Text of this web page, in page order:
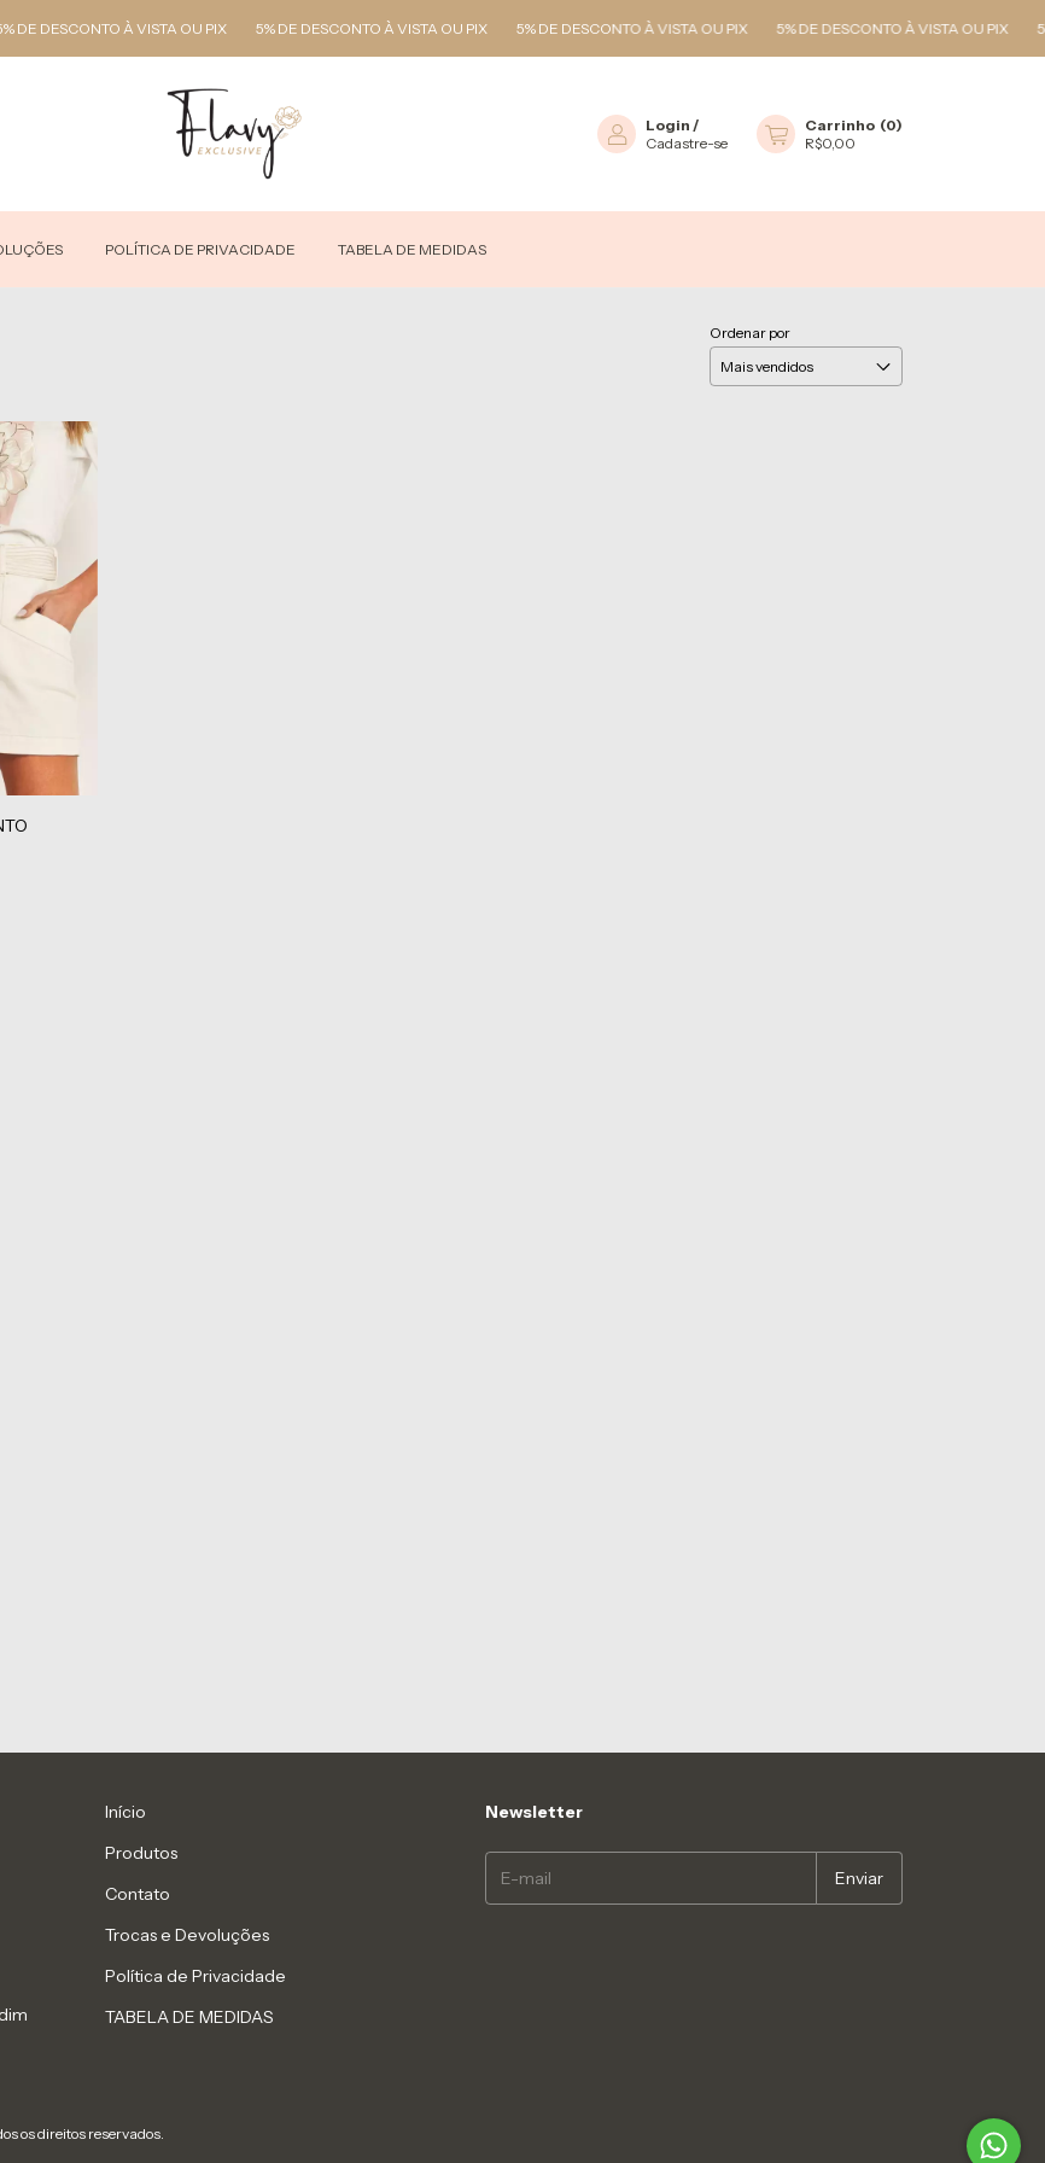
DE DESCONTO À VISTA OU PIX 5% DE DESCONTO À VISTA OU PIX 5% DE DESCONTO À VISTA OU PIX 5% DE DESCONTO À VISTA OU PIX 5%
Login /
Cadastre-se
Carrinho (0)
R$0,00
POLÍTICA DE PRIVACIDADE TABELA DE MEDIDAS
Ordenar por
Início
Produtos
Contato
Trocas e Devoluções
Política de Privacidade
TABELA DE MEDIDAS
Newsletter
os direitos reservados.